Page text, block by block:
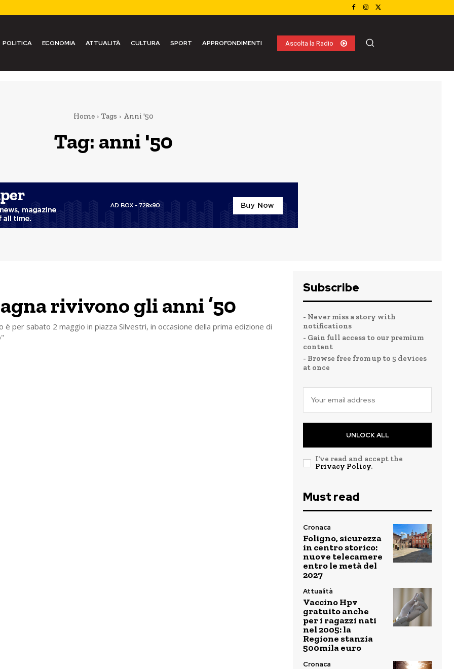
POLITICA ECONOMIA ATTUALITÀ CULTURA SPORT APPROFONDIMENTI Ascolta la Radio
Home Tags Anni '50
Tag: anni '50
rivivono gli anni ’50
è per sabato 2 maggio in piazza Silvestri, in occasione della prima edizione di
Subscribe
- Never miss a story with
notifications
- Gain full access to our premium
content
- Browse free from up to 5 devices
at once
UNLOCK ALL
I've read and accept the
Privacy Policy.
Must read
Cronaca
Foligno, sicurezza
in centro storico:
nuove telecamere
entro le metà del
2027
Attualità
Vaccino Hpv
gratuito anche
per i ragazzi nati
nel 2005: la
Regione stanzia
500mila euro
Cronaca